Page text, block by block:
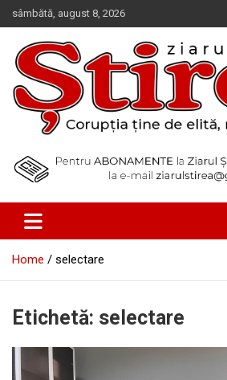
Skip
to
content
sâmbătă, august 8, 2026
Ziarul Știrea
Home selectare
Etichetă: selectare